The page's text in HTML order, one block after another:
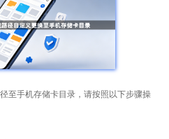
至手机存储卡目录，请按照以下步骤操